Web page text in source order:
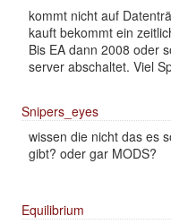
kommt nicht auf
kauft bekommt ein
Bis EA dann 2008 oder
server abschaltet. Viel
Snipers_eyes
wissen die nicht das es
gibt? oder gar MODS?
Equilibrium